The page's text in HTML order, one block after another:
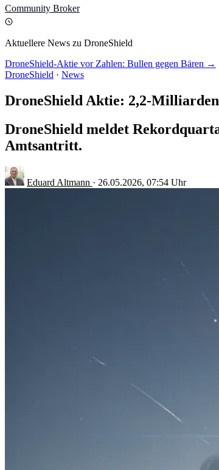
Community Broker
Aktuellere News zu DroneShield
DroneShield-Aktie vor Zahlen: Bullen gegen Bären →
DroneShield · News
DroneShield Aktie: 2,2-
DroneShield meldet
Amtsantritt.
Eduard Altmann · 26.05.2026, 07:54 Uhr